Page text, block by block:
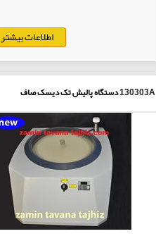
اطلاعات بیشتر
130303Aدستگاه پالیش تک دیسک صاف